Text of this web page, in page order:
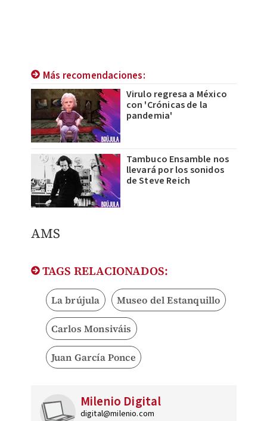
Más recomendaciones:
Virulo regresa a México
con 'Crónicas de la
pandemia'
Tambuco Ensamble nos
llevará por los sonidos
de Steve Reich
​AMS
TAGS RELACIONADOS:
La brújula Museo del Estanquillo
Carlos Monsiváis
Juan García Ponce
Milenio Digital
digital@milenio.com